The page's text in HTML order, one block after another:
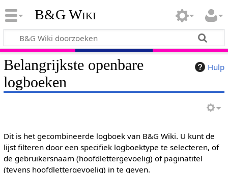
B&G Wiki
Hulp
Belangrijkste openbare
logboeken
Dit is het gecombineerde logboek van B&G Wiki. U kunt de
lijst filteren door een specifiek logboektype te selecteren, of
de gebruikersnaam (hoofdlettergevoelig) of paginatitel
(tevens hoofdlettergevoelig) in te geven.